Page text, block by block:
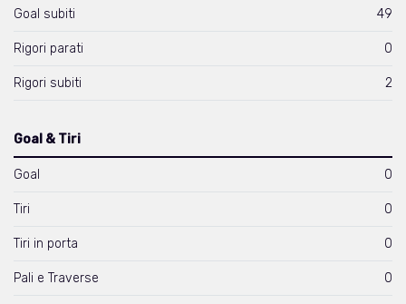
Goal subiti 49
Rigori parati 0
Rigori subiti 2
Goal & Tiri
Goal 0
Tiri 0
Tiri in porta 0
Pali e Traverse 0